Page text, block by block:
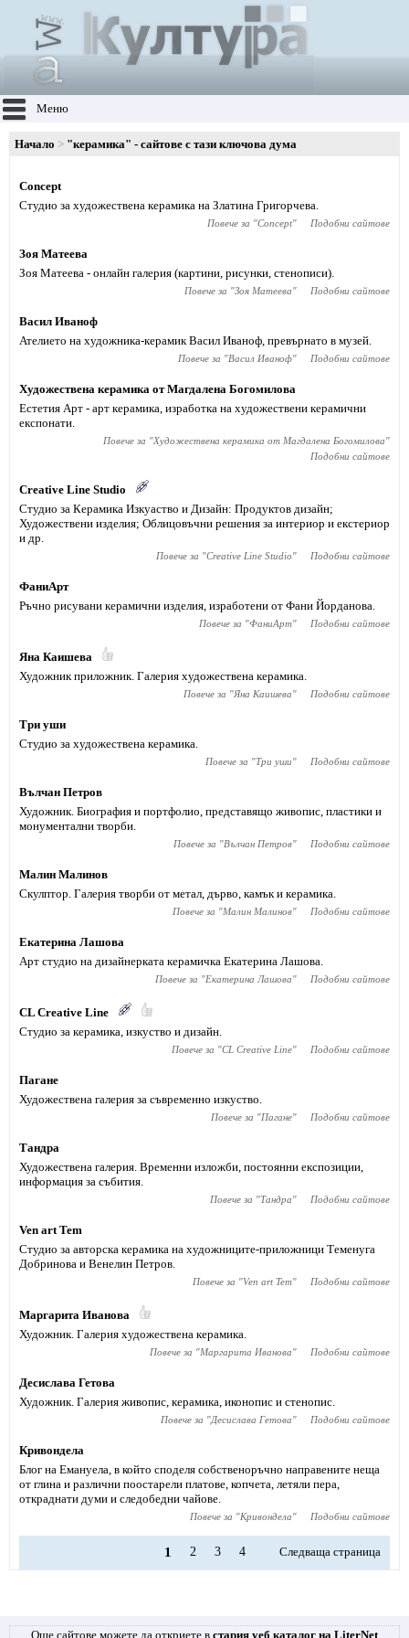
Меню
Начало "керамика" - сайтове с тази ключова дума
Concept
Студио за художествена керамика на Златина Григорчева.
Повече за "Concept" Подобни сайтове
Зоя Матеева
Зоя Матеева - онлайн галерия (картини, рисунки, стенописи).
Повече за "Зоя Матеева" Подобни сайтове
Васил Иваноф
Ателието на художника-керамик Васил Иваноф, превърнато в музей.
Повече за "Васил Иваноф" Подобни сайтове
Художествена керамика от Магдалена Богомилова
Естетия Арт - арт керамика, изработка на художествени керамични
експонати.
Повече за "Художествена керамика от Магдалена Богомилова"
Подобни сайтове
Creative Line Studio
Студио за Керамика Изкуаство и Дизайн: Продуктов дизайн;
Художествени изделия; Облицовъчни решения за интериор и екстериор
и др.
Повече за "Creative Line Studio" Подобни сайтове
ФаниАрт
Ръчно рисувани керамични изделия, изработени от Фани Йорданова.
Повече за "ФаниАрт" Подобни сайтове
Яна Каишева
Художник приложник. Галерия художествена керамика.
Повече за "Яна Каишева" Подобни сайтове
Три уши
Студио за художествена керамика.
Повече за "Три уши" Подобни сайтове
Вълчан Петров
Художник. Биография и портфолио, представящо живопис, пластики и
монументални творби.
Повече за "Вълчан Петров" Подобни сайтове
Малин Малинов
Скулптор. Галерия творби от метал, дърво, камък и керамика.
Повече за "Малин Малинов" Подобни сайтове
Екатерина Лашова
Арт студио на дизайнерката керамичка Екатерина Лашова.
Повече за "Екатерина Лашова" Подобни сайтове
CL Creative Line
Студио за керамика, изкуство и дизайн.
Повече за "CL Creative Line" Подобни сайтове
Пагане
Художествена галерия за съвременно изкуство.
Повече за "Пагане" Подобни сайтове
Тандра
Художествена галерия. Временни изложби, постоянни експозиции,
информация за събития.
Повече за "Тандра" Подобни сайтове
Ven art Tem
Студио за авторска керамика на художниците-приложници Теменуга
Добринова и Венелин Петров.
Повече за "Ven art Tem" Подобни сайтове
Маргарита Иванова
Художник. Галерия художествена керамика.
Повече за "Маргарита Иванова" Подобни сайтове
Десислава Гетова
Художник. Галерия живопис, керамика, иконопис и стенопис.
Повече за "Десислава Гетова" Подобни сайтове
Кривондела
Блог на Емануела, в който споделя собственоръчно направените неща
от глина и различни поостарели платове, копчета, летяли пера,
откраднати думи и следобедни чайове.
Повече за "Кривондела" Подобни сайтове
1 2 3 4 Следваща страница
Още сайтове можете да откриете в стария уеб каталог на LiterNet